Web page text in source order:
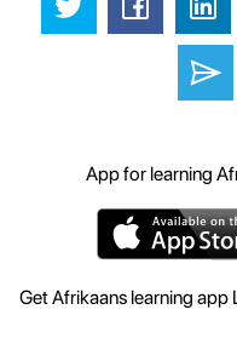
App for learning
Get Afrikaans learning app